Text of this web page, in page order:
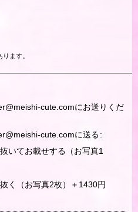
ます。
cute.comにお送りくだ
cute.comに送る:
いてお載せする（お写真1
く（お写真2枚）＋1430円